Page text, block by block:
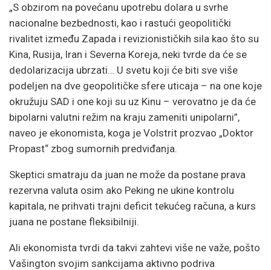
„S obzirom na povećanu upotrebu dolara u svrhe
nacionalne bezbednosti, kao i rastući geopolitički
rivalitet između Zapada i revizionističkih sila kao što su
Kina, Rusija, Iran i Severna Koreja, neki tvrde da će se
dedolarizacija ubrzati… U svetu koji će biti sve više
podeljen na dve geopolitičke sfere uticaja – na one koje
okružuju SAD i one koji su uz Kinu – verovatno je da će
bipolarni valutni režim na kraju zameniti unipolarni”,
naveo je ekonomista, koga je Volstrit prozvao „Doktor
Propast“ zbog sumornih predviđanja.
Skeptici smatraju da juan ne može da postane prava
rezervna valuta osim ako Peking ne ukine kontrolu
kapitala, ne prihvati trajni deficit tekućeg računa, a kurs
juana ne postane fleksibilniji.
Ali ekonomista tvrdi da takvi zahtevi više ne važe, pošto
Vašington svojim sankcijama aktivno podriva